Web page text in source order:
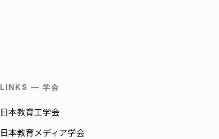
LINKS — 学会
日本教育工学会
日本教育メディア学会